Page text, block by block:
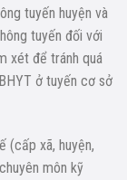
tuyến huyện và
tuyến đối với
xét để tránh quá
ở tuyến cơ sở
(cấp xã, huyện,
môn kỹ